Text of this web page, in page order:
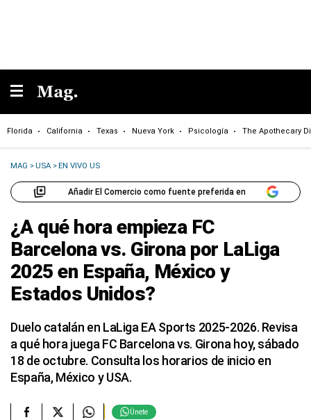
Florida California Texas Nueva York Psicología The Apothecary
MAG >USA >EN VIVO US
Añadir El Comercio como fuente preferida en
¿A qué hora empieza FC
Barcelona vs. Girona por LaLiga
2025 en España, México y
Estados Unidos?
Duelo catalán en LaLiga EA Sports 2025-2026. Revisa
a qué hora juega FC Barcelona vs. Girona hoy, sábado
18 de octubre. Consulta los horarios de inicio en
España, México y USA.
Únete